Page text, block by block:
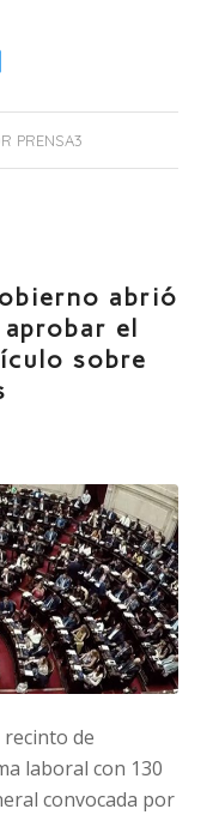
PRENSA3
abrió
el
sobre
de
laboral con 130
convocada por